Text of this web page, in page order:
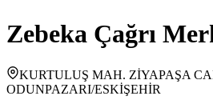
Zebeka Çağrı
KURTULUŞ MAH. ZİYAPAŞA
ODUNPAZARI/ESKİŞEHİR